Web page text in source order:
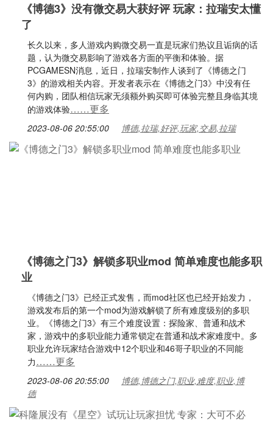
《博德3》没有微交易大获好评 玩家：拉瑞安太懂
了
长久以来，多人游戏内购微交易一直是玩家们热议且诟病的话
题，认为微交易影响了游戏各方面的平衡和体验。据
PCGAMESN消息，近日，拉瑞安制作人谈到了《博德之门
3》的游戏相关内容。开发者表示在《博德之门3》中没有任
何内购，团队相信玩家无须额外购买即可体验完整且身临其境
的游戏体验……更多
2023-08-06 20:55:00 博德,拉瑞,好评,玩家,交易,拉瑞
《博德之门3》解锁多职业mod 简单难度也能多职
业
《博德之门3》已经正式发售，而mod社区也已经开始发力，
游戏发布后的第一个mod为游戏解锁了所有难度级别的多职
业。《博德之门3》有三个难度设置：探险家、普通和战术
家，游戏中的多职业能力通常锁定在普通和战术家难度中。多
职业允许玩家结合游戏中12个职业和46哥子职业的不同能
力……更多
2023-08-06 20:55:00
博德,博德之门,职业,难度,职业,博
德